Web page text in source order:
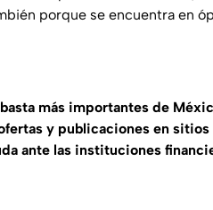
porque se encuentra en
más importantes de
y publicaciones en
ante las instituciones